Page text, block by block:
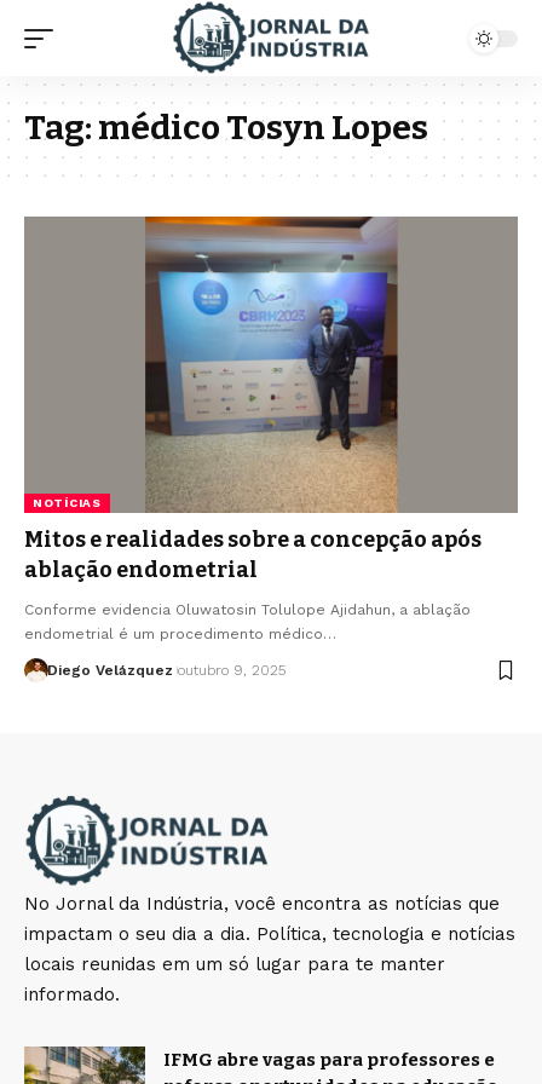
Tag:médico Tosyn Lopes
NOTÍCIAS
Mitos e realidades sobre a concepção após
ablação endometrial
Conforme evidencia Oluwatosin Tolulope Ajidahun, a ablação
endometrial é um procedimento médico…
Diego Velázquez outubro 9, 2025
No Jornal da Indústria, você encontra as notícias que
impactam o seu dia a dia. Política, tecnologia e notícias
locais reunidas em um só lugar para te manter
informado.
IFMG abre vagas para professores e